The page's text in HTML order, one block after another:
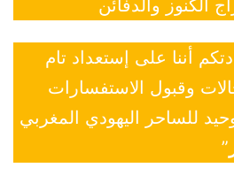
الكنوز والدفائن
أننا على إستعداد تام
وقبول الاستفسارات
للساحر اليهودي المغربي
”